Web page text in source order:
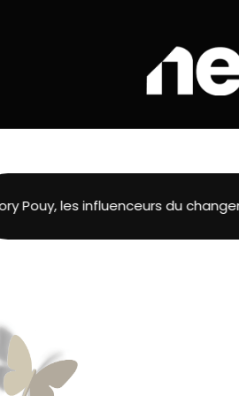
les influenceurs du changement.